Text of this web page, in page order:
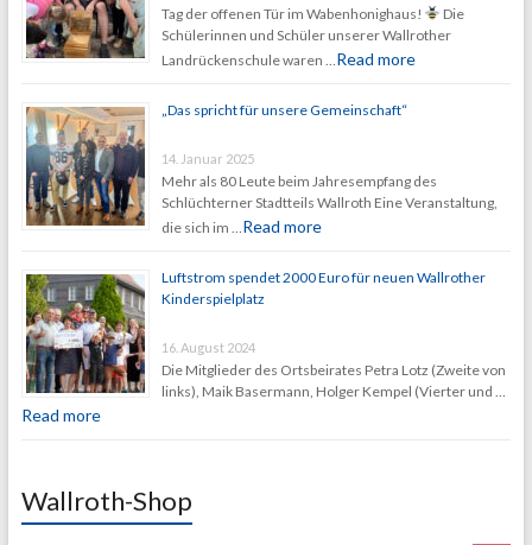
Tag der offenen Tür im Wabenhonighaus!
Die
Schülerinnen und Schüler unserer Wallrother
Landrückenschule waren …Read more
„Das spricht für unsere Gemeinschaft“
14. Januar 2025
Mehr als 80 Leute beim Jahresempfang des
Schlüchterner Stadtteils Wallroth Eine Veranstaltung,
die sich im …Read more
Luftstrom spendet 2000 Euro für neuen Wallrother
Kinderspielplatz
16. August 2024
Die Mitglieder des Ortsbeirates Petra Lotz (Zweite von
links), Maik Basermann, Holger Kempel (Vierter und …
Read more
Wallroth-Shop